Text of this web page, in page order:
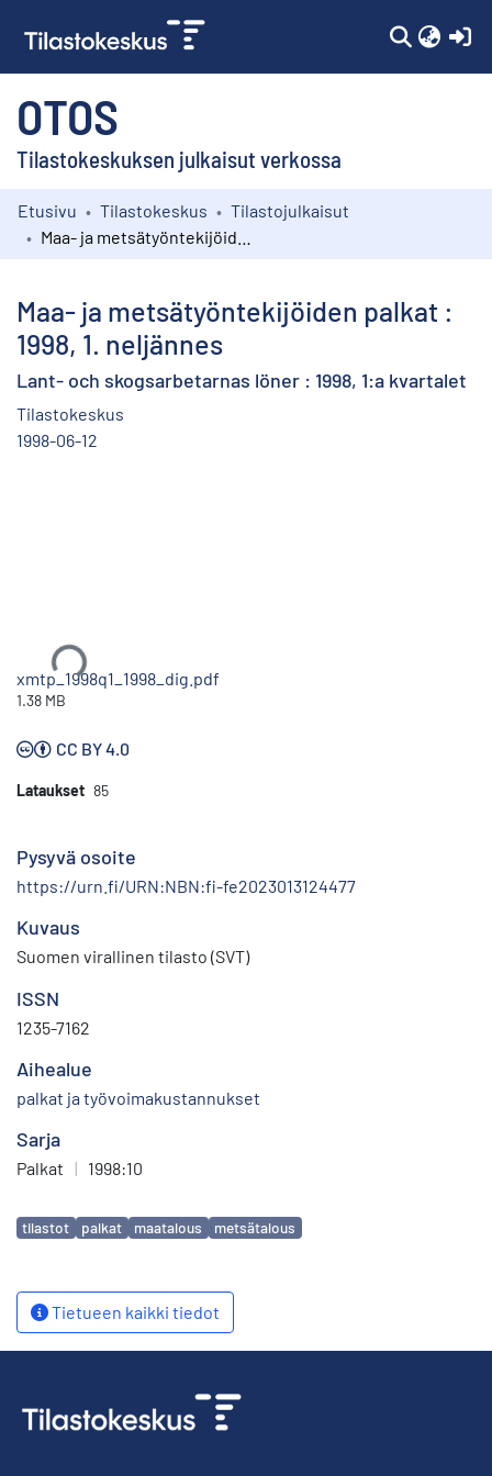
OTOS
Tilastokeskuksen julkaisut verkossa
Kokoelmat
Etusivu Tilastokeskus
Tilastojulkaisut
Maa- ja metsätyöntekijöiden palkat :
1998, 1. neljännes
Lant- och skogsarbetarnas löner : 1998, 1:a kvartalet
Tilastokeskus
1998-06-12
Ladataan...
xmtp_1998q1_1998_dig.pdf
1.38 MB
CC BY 4.0
Lataukset 85
Pysyvä osoite
https://urn.fi/URN:NBN:fi-fe2023013124477
Kuvaus
Suomen virallinen tilasto (SVT)
ISSN
1235-7162
Aihealue
palkat ja työvoimakustannukset
Sarja
Palkat | 1998:10
Avainsanat
tilastot palkat maatalous metsätalous
Tietueen kaikki tiedot